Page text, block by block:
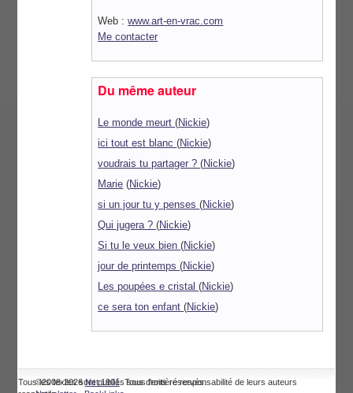
Web :www.art-en-vrac.com
Me contacter
Du même auteur
Le monde meurt(Nickie)
ici tout est blanc(Nickie)
voudrais tu partager ?(Nickie)
Marie (Nickie)
si un jour tu y penses(Nickie)
Qui jugera ?(Nickie)
Si tu le veux bien(Nickie)
jour de printemps(Nickie)
Les poupées e cristal(Nickie)
ce sera ton enfant(Nickie)
©2008-2026Net 1901. Tous droits réservés.
Tous les textes sont publiés sous l'entière responsabilité de leurs auteurs